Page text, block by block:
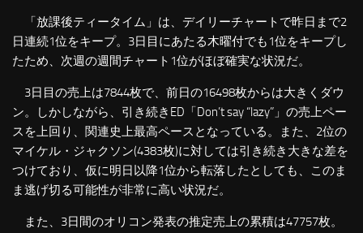
「放課後ティータイム」は、デイリーチャートで昨日まで2
日連続1位をキープ。3日目にあたる木曜付でも1位をキープし
たため、次週の週間チャート1位がほぼ確実な状況だ。
3日目の売上は7844枚で、前日の16498枚からは大きくダウ
ン。しかしながら、引き続きED「Don’t say “lazy”」の売上ペー
スを上回り、関連史上最高ペースとなっている。また、2位の
マイケル・ジャクソン(4383枚)に対しては引き続き大きな差を
つけており、仮に明日以降1位から転落したとしても、このま
ま逃げ切る可能性が非常に高い状況だ。
また、3日間のオリコン発表の推定売上の累積は47757枚。